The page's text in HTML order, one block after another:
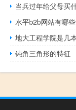
当兵过年给父母买
水平b2b网站有哪些
地大工程学院是几
钝角三角形的特征